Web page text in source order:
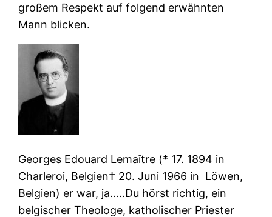
großem Respekt auf folgend erwähnten
Mann blicken.
Georges Edouard Lemaître (* 17. 1894 in
Charleroi, Belgien† 20. Juni 1966 in Löwen,
Belgien) er war, ja…..Du hörst richtig, ein
belgischer Theologe, katholischer Priester